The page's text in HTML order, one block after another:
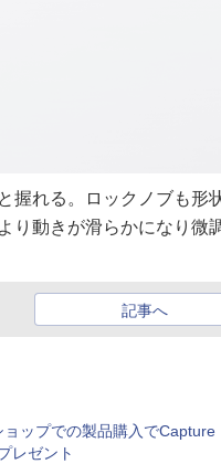
握れる。ロックノブも形
り動きが滑らかになり微
記事へ
ップでの製品購入でCapture
レゼント